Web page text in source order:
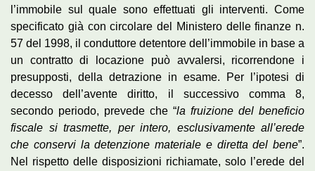
l’immobile sul quale sono effettuati gli interventi. Come
specificato già con circolare del Ministero delle finanze n.
57 del 1998, il conduttore detentore dell’immobile in base a
un contratto di locazione può avvalersi, ricorrendone i
presupposti, della detrazione in esame. Per l’ipotesi di
decesso dell’avente diritto, il successivo comma 8,
secondo periodo, prevede che “la fruizione del beneficio
fiscale si trasmette, per intero, esclusivamente all’erede
che conservi la detenzione materiale e diretta del bene”.
Nel rispetto delle disposizioni richiamate, solo l’erede del